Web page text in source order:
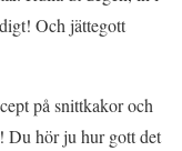
Och jättegott
på snittkakor och
Du hör ju hur gott det